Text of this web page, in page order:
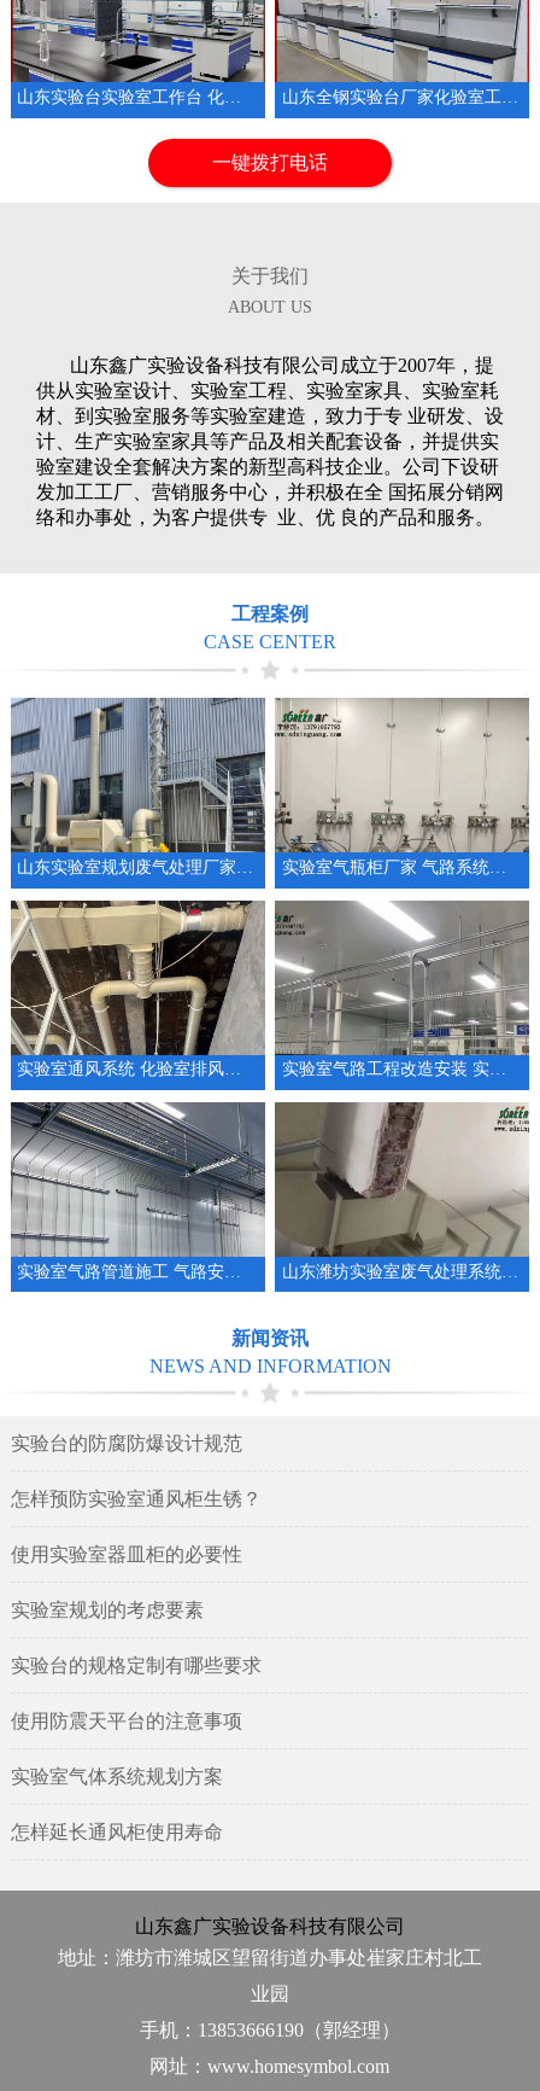
1 3
一键拨打电话
关于我们
ABOUT US
山东鑫广实验设备科技有限公司成立于2007年，提
供从实验室设计、实验室工程、实验室家具、实验室耗
材、到实验室服务等实验室建造，致力于专 业研发、设
计、生产实验室家具等产品及相关配套设备，并提供实
验室建设全套解决方案的新型高科技企业。公司下设研
发加工工厂、营销服务中心，并积极在全 国拓展分销网
络和办事处，为客户提供专 业、优 良的产品和服务。
工程案例
CASE CENTER
实验室气瓶柜厂家 气路系统工程供气系统设计
实验室通风系统 化验室排风系统整体规划设计 实验室气路工程改造安装 实验室管道厂家
山东潍坊实验室废气处理系统安装设计实验室通排风系统
新闻资讯
NEWS AND INFORMATION
实验台的防腐防爆设计规范
怎样预防实验室通风柜生锈？
使用实验室器皿柜的必要性
实验室规划的考虑要素
实验台的规格定制有哪些要求
使用防震天平台的注意事项
实验室气体系统规划方案
怎样延长通风柜使用寿命
山东鑫广实验设备科技有限公司
地址：潍坊市潍城区望留街道办事处崔家庄村北工
业园
手机：13853666190（郭经理）
网址：www.homesymbol.com